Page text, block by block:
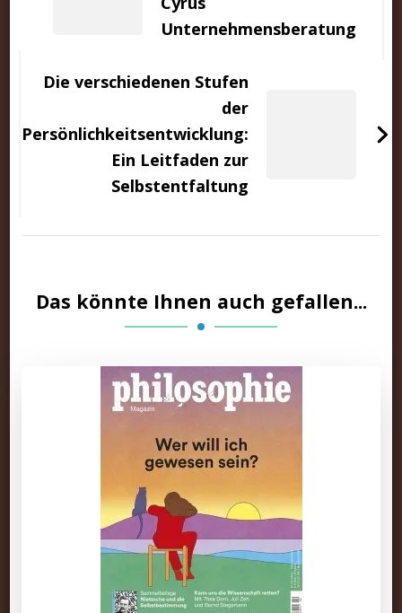
Unternehmensberatung
Die verschiedenen Stufen
der
Persönlichkeitsentwicklung:
Ein Leitfaden zur
Selbstentfaltung
Das könnte Ihnen auch gefallen...